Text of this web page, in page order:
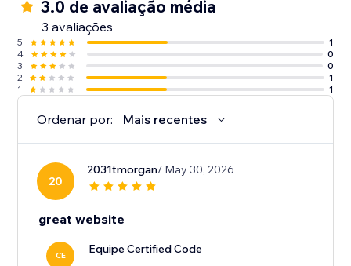
3.0 de avaliação média
3 avaliações
5
1
4
0
3
0
2
1
1
1
Ordenar por: Mais recentes
20
2031tmorgan/ May 30, 2026
great website
CE Equipe Certified Code